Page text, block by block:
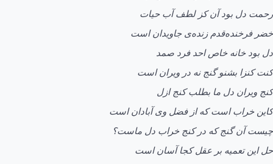
رحمت دل بود آن کز لطف آب حیات
خضر فرخنده‌قدم زنده‌ی جاویدان است
دل بود خانه خاص احد فرد صمد
کنت کنزا بشنو گنج نه در ویران است
کنج ویران دل ما بطلب کنج ازل
کاین خراب است که از فضل وی آبادان است
چیست آن گنج که در کنج خراب دل ماست؟
حل این تعمیه بر عقل کجا آسان است